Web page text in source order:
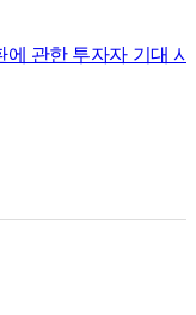
관한 투자자 기대 사